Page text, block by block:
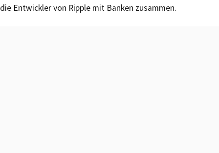
die Entwickler von Ripple mit Banken zusammen.